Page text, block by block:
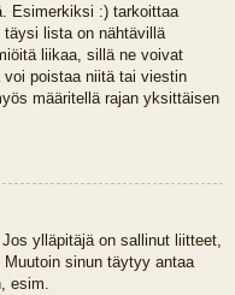
Esimerkiksi :) tarkoittaa
lista on nähtävillä
liikaa, sillä ne voivat
poistaa niitä tai viestin
määritellä rajan yksittäisen
ylläpitäjä on sallinut liitteet,
sinun täytyy antaa
esim.